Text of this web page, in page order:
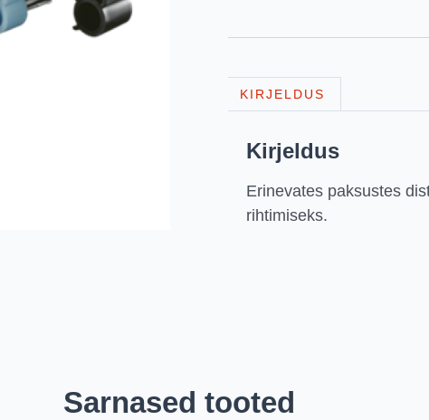
KIRJELDUS
Kirjeldus
Erinevates paksustes
rihtimiseks.
Sarnased tooted